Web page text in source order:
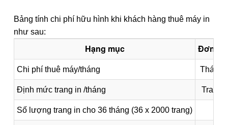
Bảng tính chi phí hữu hình khi khách hàng thuê máy in
như sau:
Hạng mục Đơn vị
Chi phí thuê máy/tháng Tháng
Định mức trang in /tháng Trang
Số lượng trang in cho 36 tháng (36 x 2000 trang)